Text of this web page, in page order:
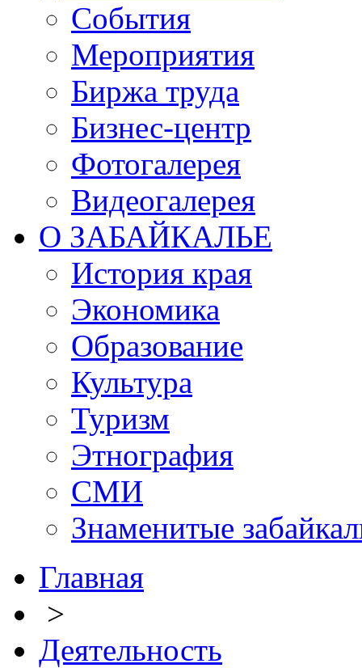
События
Мероприятия
Биржа труда
Бизнес-центр
Фотогалерея
Видеогалерея
О ЗАБАЙКАЛЬЕ
История края
Экономика
Образование
Культура
Туризм
Этнография
СМИ
Знаменитые
Главная
>
Деятельность